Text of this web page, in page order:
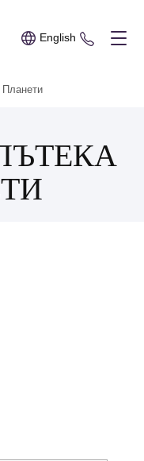
English +359
Планети